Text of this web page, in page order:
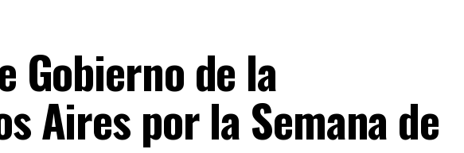
Gobierno de la
Aires por la Semana de